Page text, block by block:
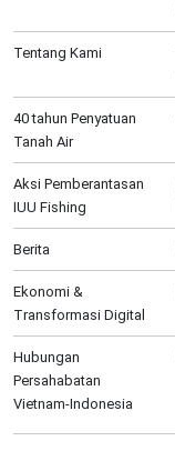
Tentang Kami
40 tahun Penyatuan
Tanah Air
Aksi Pemberantasan
IUU Fishing
Berita
Ekonomi &
Transformasi Digital
Hubungan
Persahabatan
Vietnam-Indonesia